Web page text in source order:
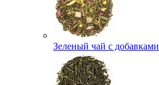
Зеленый чай с добавками